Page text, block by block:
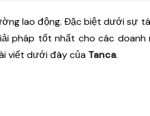
lao động. Đặc biệt dưới sự
pháp tốt nhất cho các doanh
viết dưới đây của Tanca.